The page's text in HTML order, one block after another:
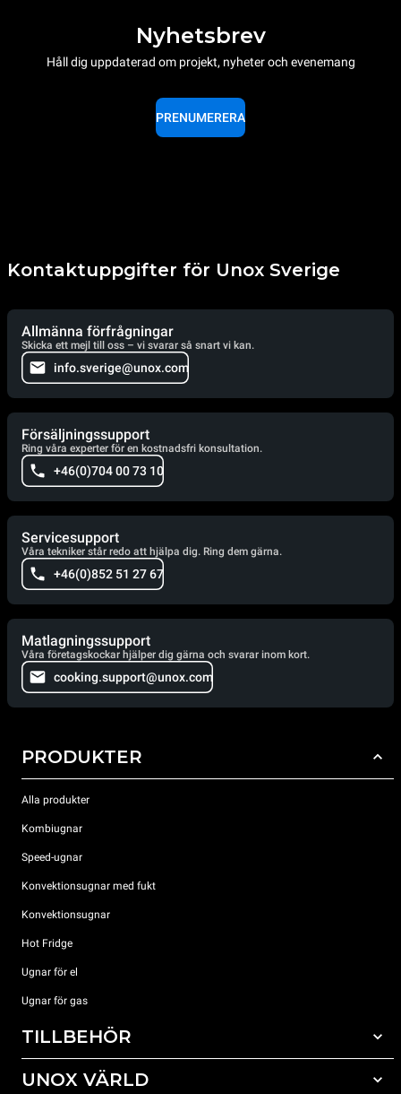
Nyhetsbrev
Håll dig uppdaterad om projekt, nyheter och evenemang
PRENUMERERA
Kontaktuppgifter för Unox Sverige
Allmänna förfrågningar
Skicka ett mejl till oss – vi svarar så snart vi kan.
info.sverige@unox.com
Försäljningssupport
Ring våra experter för en kostnadsfri konsultation.
+46(0)704 00 73 10
Servicesupport
Våra tekniker står redo att hjälpa dig. Ring dem gärna.
+46(0)852 51 27 67
Matlagningssupport
Våra företagskockar hjälper dig gärna och svarar inom kort.
cooking.support@unox.com
PRODUKTER
Alla produkter
Kombiugnar
Speed-ugnar
Konvektionsugnar med fukt
Konvektionsugnar
Hot Fridge
Ugnar för el
Ugnar för gas
TILLBEHÖR
Alla tillbehör
UNOX VÄRLD